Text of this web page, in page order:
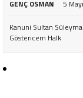
GENÇ OSMAN 5
Kanuni Sultan
Göstericem Halk